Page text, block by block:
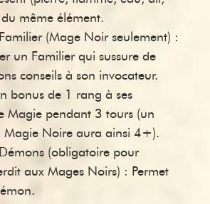
même élément.
(Mage Noir seulement) :
un Familier qui sussure de
conseils à son invocateur.
bonus de 1 rang à ses
Magie pendant 3 tours (un
Magie Noire aura ainsi 4+).
(obligatoire pour
aux Mages Noirs) : Permet